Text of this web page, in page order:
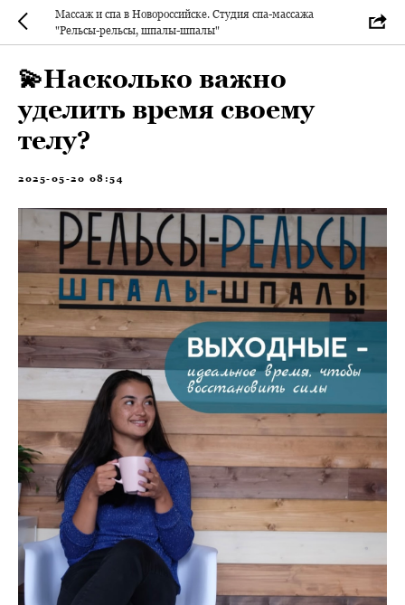
Массаж и спа в Новороссийске. Студия спа-массажа
"Рельсы-рельсы, шпалы-шпалы"
💫Насколько важно
уделить время своему
телу?
2025-05-20 08:54